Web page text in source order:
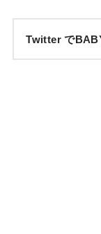
Twitter で